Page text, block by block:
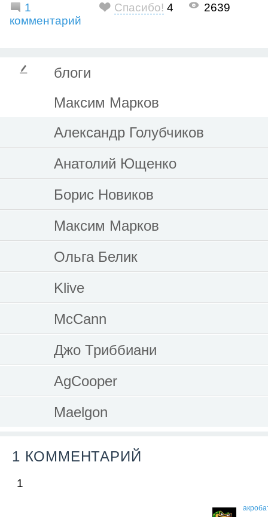
1
комментарий
Спасибо! 4 2639
блоги
Максим Марков
Александр Голубчиков
Анатолий Ющенко
Борис Новиков
Максим Марков
Ольга Белик
Klive
McCann
Джо Триббиани
AgCooper
Maelgon
1 КОММЕНТАРИЙ
1